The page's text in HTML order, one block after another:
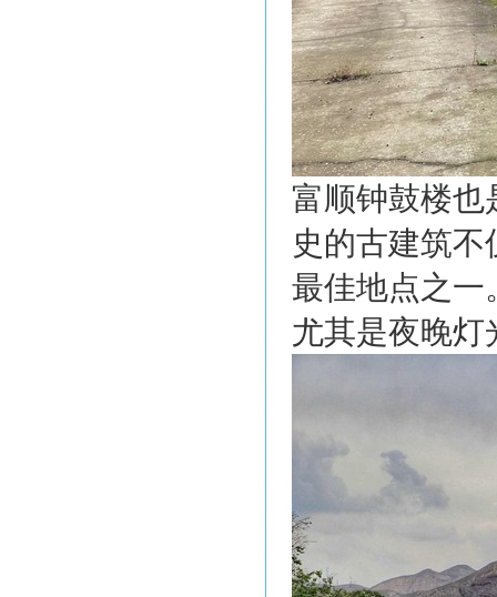
富顺钟鼓楼也
史的古建筑
最佳地点之一
尤其是夜晚灯